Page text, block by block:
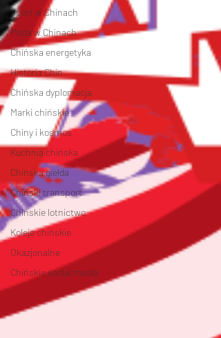
Sport w Chinach
Moda w Chinach
Chińska energetyka
Historia Chin
Chińska dyplomacja
Marki chińskie
Chiny i kosmos
Kuchnia chińska
Chińska giełda
Chiński transport
Chińskie lotnictwo
Koleje chińskie
Okazjonalne
Chińskie social media